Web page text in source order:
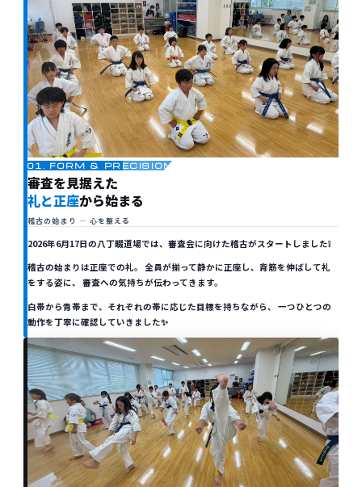
01. FORM & PRECISION
審査を見据えた
礼と正座から始まる
稽古の始まり — 心を整える
2026年6月17日の八丁畷道場では、審査会に向けた稽古がスタートしました❕
稽古の始まりは正座での礼。 全員が揃って静かに正座し、背筋を伸ばして礼
をする姿に、 審査への気持ちが伝わってきます。
白帯から青帯まで、それぞれの帯に応じた目標を持ちながら、 一つひとつの
動作を丁寧に確認していきました✨